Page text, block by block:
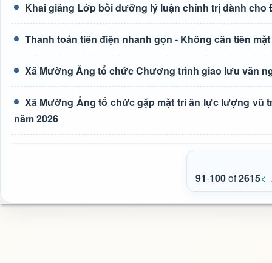
Khai giảng Lớp bồi dưỡng lý luận chính trị dành cho
Thanh toán tiền điện nhanh gọn - Không cần tiền mặt
Xã Mường Ảng tổ chức Chương trình giao lưu văn
Xã Mường Ảng tổ chức gặp mặt tri ân lực lượng vũ
năm 2026
91-100of2615<